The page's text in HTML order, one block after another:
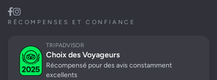
RÉCOMPENSES ET CONFIANCE
TRIPADVISOR
Choix des Voyageurs
Récompensé pour des avis constamment
excellents